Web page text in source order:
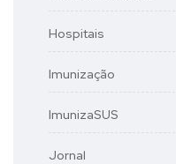
Hospitais
Imunização
ImunizaSUS
Jornal